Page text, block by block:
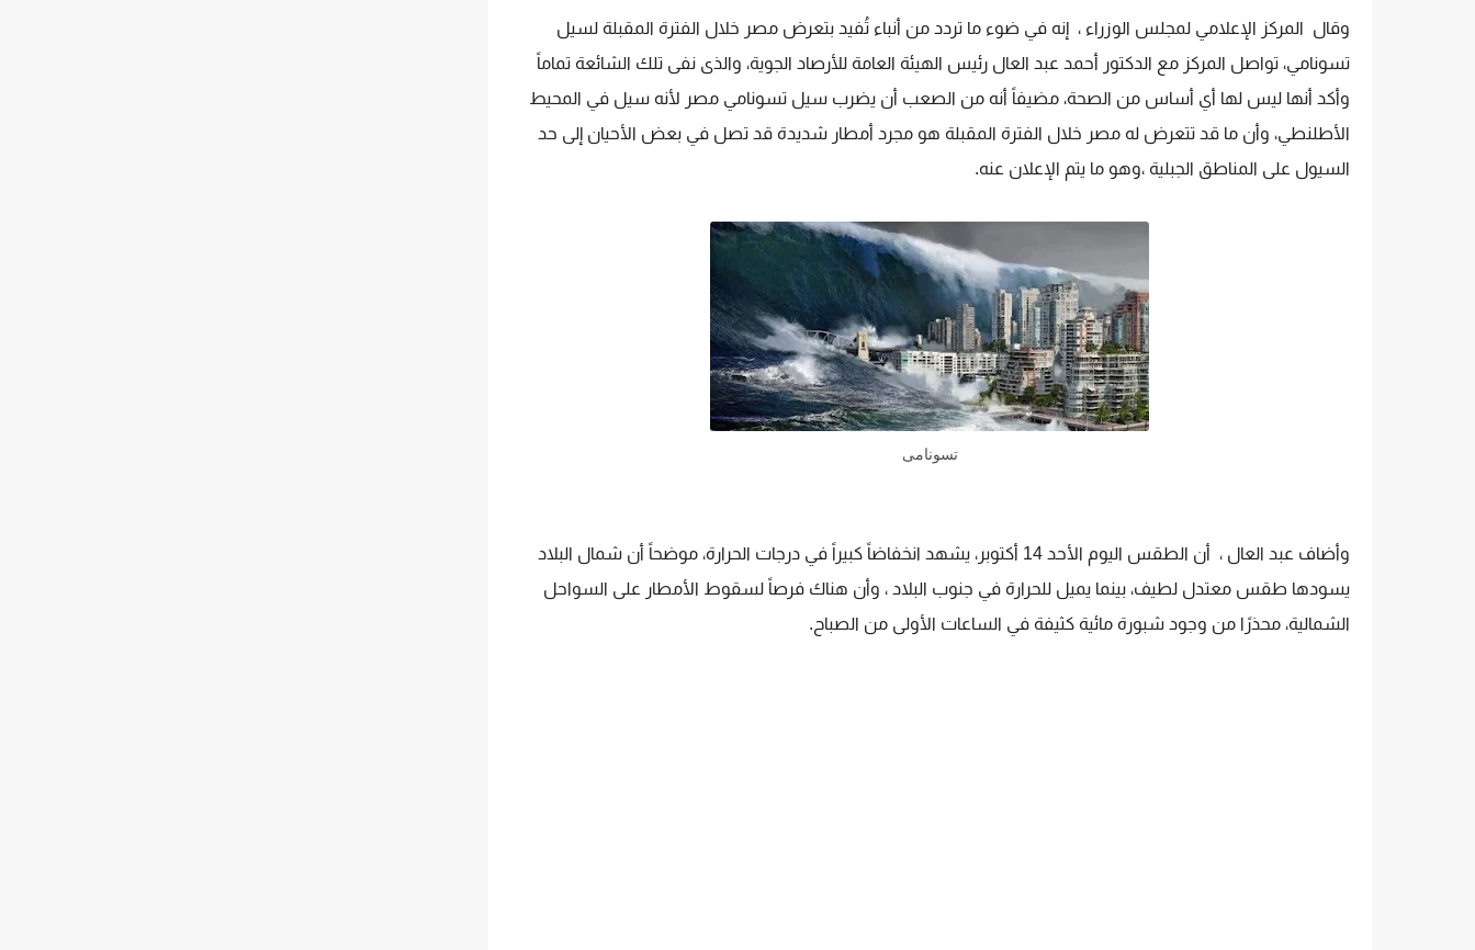
وقال المركز الإعلامي لمجلس الوزراء ، إنه في ضوء ما تردد من أنباء تُفيد بتعرض مصر خلال الفترة المقبلة لسيل
تسونامي، تواصل المركز مع الدكتور أحمد عبد العال رئيس الهيئة العامة للأرصاد الجوية، والذى نفى تلك الشائعة تماماً
وأكد أنها ليس لها أي أساس من الصحة، مضيفاً أنه من الصعب أن يضرب سيل تسونامي مصر لأنه سيل في المحيط
الأطلنطي، وأن ما قد تتعرض له مصر خلال الفترة المقبلة هو مجرد أمطار شديدة قد تصل في بعض الأحيان إلى حد
السيول على المناطق الجبلية ،وهو ما يتم الإعلان عنه.
تسونامى
وأضاف عبد العال ، أن الطقس اليوم الأحد 14 أكتوبر، يشهد انخفاضاً كبيراً في درجات الحرارة، موضحاً أن شمال البلاد
يسودها طقس معتدل لطيف، بينما يميل للحرارة في جنوب البلاد ، وأن هناك فرصاً لسقوط الأمطار على السواحل
الشمالية، محذرًا من وجود شبورة مائية كثيفة في الساعات الأولى من الصباح.